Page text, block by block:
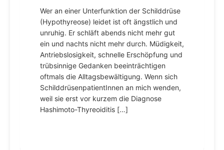
Wer an einer Unterfunktion der Schilddrüse
(Hypothyreose) leidet ist oft ängstlich und
unruhig. Er schläft abends nicht mehr gut
ein und nachts nicht mehr durch. Müdigkeit,
Antriebslosigkeit, schnelle Erschöpfung und
trübsinnige Gedanken beeinträchtigen
oftmals die Alltagsbewältigung. Wenn sich
SchilddrüsenpatientInnen an mich wenden,
weil sie erst vor kurzem die Diagnose
Hashimoto-Thyreoiditis […]